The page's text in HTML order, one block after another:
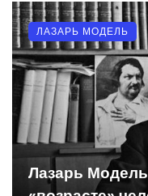
Лазарь
ЛАЗАРЬ МОДЕЛЬ